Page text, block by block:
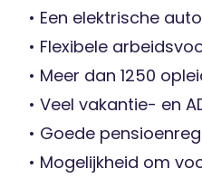
• Een elektrische
• Flexibele
• Meer dan 1250
• Veel vakantie- en
• Goede
• Mogelijkheid om